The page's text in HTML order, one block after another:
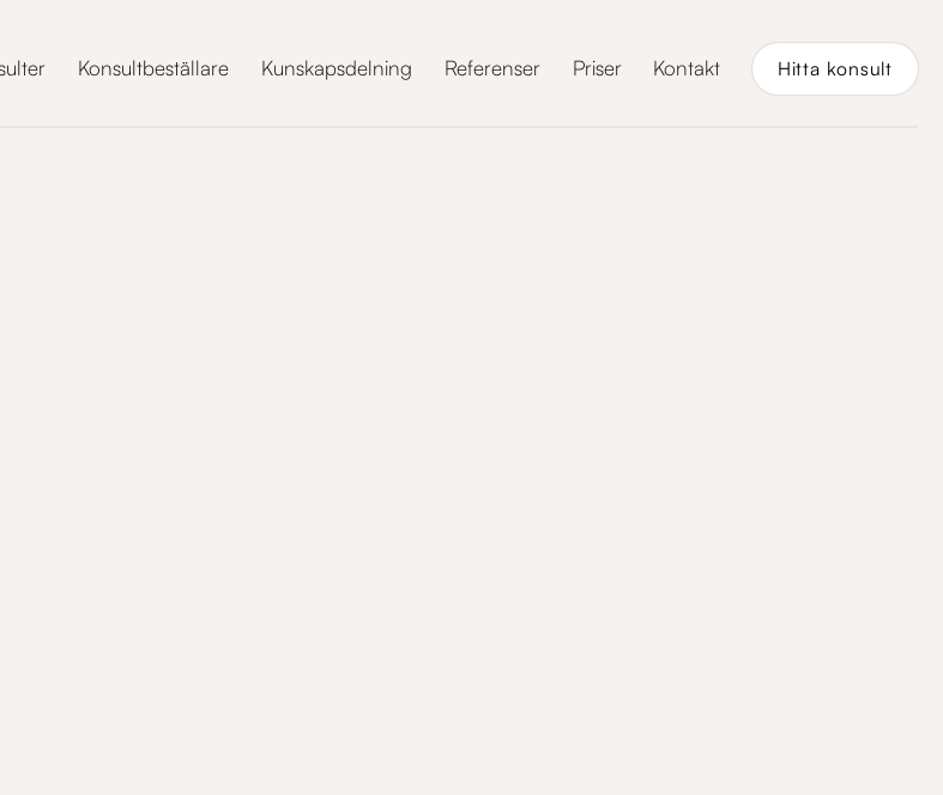
Konsultbeställare Kunskapsdelning Referenser Priser Kontakt Hitta konsult